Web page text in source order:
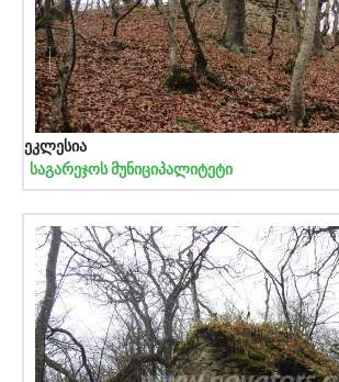
ეკლესია
საგარეჯოს მუნიციპალიტეტი